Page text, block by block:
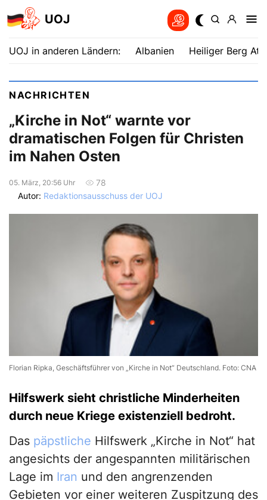
UOJ
UOJ in anderen Ländern: Albanien Heiliger Berg
NACHRICHTEN
„Kirche in Not“ warnte vor
dramatischen Folgen für Christen
im Nahen Osten
05. März, 20:56 Uhr
78
Autor: Redaktionsausschuss der UOJ
Florian Ripka, Geschäftsführer von „Kirche in Not“ Deutschland. Foto: CNA
Hilfswerk sieht christliche Minderheiten
durch neue Kriege existenziell bedroht.
Das päpstliche Hilfswerk „Kirche in Not“ hat
angesichts der angespannten militärischen
Lage im Iran und den angrenzenden
Gebieten vor einer weiteren Zuspitzung des